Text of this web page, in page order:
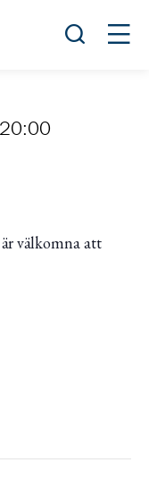
Öppna
20:00
välkomna att